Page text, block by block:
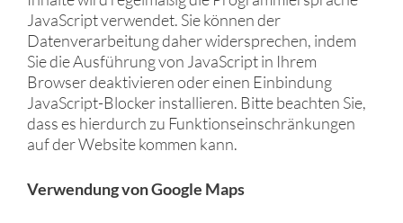
JavaScript verwendet. Sie können der
Datenverarbeitung daher widersprechen, indem
Sie die Ausführung von JavaScript in Ihrem
Browser deaktivieren oder einen Einbindung
JavaScript-Blocker installieren. Bitte beachten Sie,
dass es hierdurch zu Funktionseinschränkungen
auf der Website kommen kann.
Verwendung von Google Maps